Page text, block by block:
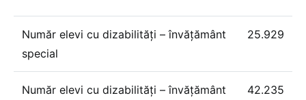
Număr elevi cu dizabilități – învățământ
special
25.929
Număr elevi cu dizabilități – învățământ
42.235